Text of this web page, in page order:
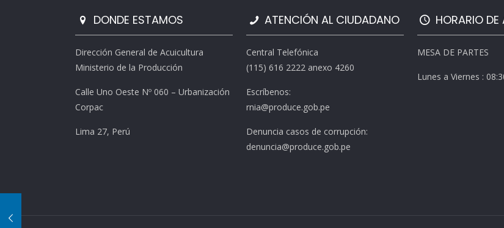
DONDE ESTAMOS
Dirección General de Acuicultura
Ministerio de la Producción
Calle Uno Oeste Nº 060 – Urbanización
Corpac
Lima 27, Perú
ATENCIÓN AL CIUDADANO
Central Telefónica
(115) 616 2222 anexo 4260
Escríbenos:
rnia@produce.gob.pe
Denuncia casos de corrupción:
denuncia@produce.gob.pe
HORARIO
MESA DE PARTES
Lunes a Viernes :